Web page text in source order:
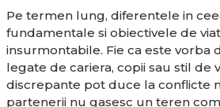
Pe termen lung, diferentele in
fundamentale si obiectivele de
insurmontabile. Fie ca este vorba
legate de cariera, copii sau stil de
discrepante pot duce la conflicte
partenerii nu gasesc un teren